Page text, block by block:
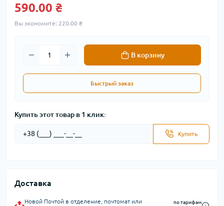
590.00 ₴
Вы экономите: 220.00 ₴
В корзину
Быстрый заказ
Купить этот товар в 1 клик:
Купить
Доставка
Новой Почтой в отделение, почтомат или
по тарифам